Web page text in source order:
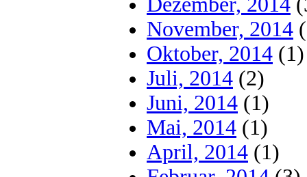
November, 2014
Oktober, 2014 (1)
Juli, 2014 (2)
Juni, 2014 (1)
Mai, 2014 (1)
April, 2014 (1)